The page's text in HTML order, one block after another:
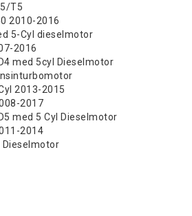
T5
2010-2016
5-Cyl dieselmotor
2016
med 5cyl Dieselmotor
2013-2015
2017
med 5 Cyl Dieselmotor
2014
Dieselmotor